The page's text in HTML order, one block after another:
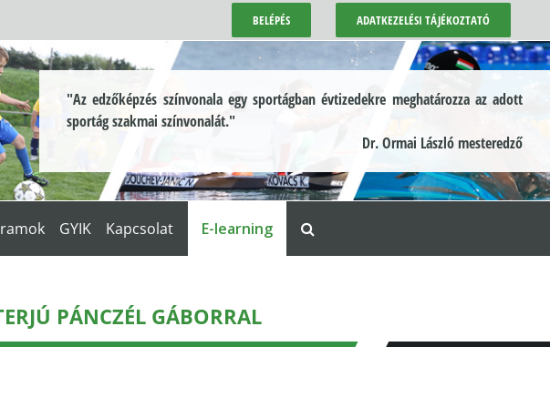
BELÉPÉS ADATKEZELÉSI TÁJÉKOZTATÓ
"Az edzőképzés színvonala egy sportágban évtizedekre meghatározza az adott
sportág szakmai színvonalát."
Dr. Ormai László mesteredző
GYIK Kapcsolat E-learning
PÁNCZÉL GÁBORRAL